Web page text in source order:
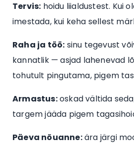
Tervis: hoidu liialdustest. Kui
imestada, kui keha sellest
Raha ja töö: sinu tegevust
kannatlik — asjad lahenevad
tohutult pingutama, pigem
Armastus:oskad vältida
targem jääda pigem
Päeva nõuanne:ära järgi